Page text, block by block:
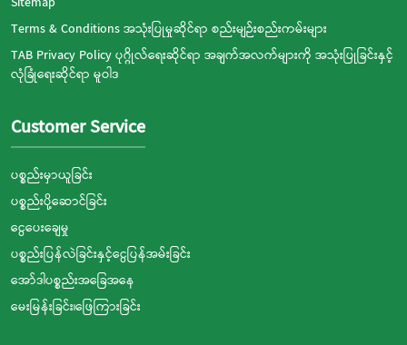
Terms & Conditions အသုံးပြုမှုဆိုင်ရာ စည်းမျဉ်းစည်းကမ်းများ
TAB Privacy Policy ပုဂ္ဂိုလ်ရေးဆိုင်ရာ အချက်အလက်များကို အသုံးပြုခြင်းနှင့်
လုံခြုံရေးဆိုင်ရာ မူဝါဒ
Customer Service
ပစ္စည်းမှာယူခြင်း
ပစ္စည်းပို့ဆောင်ခြင်း
ငွေပေးချေမှု
ပစ္စည်းပြန်လဲခြင်းနှင့်ငွေပြန်အမ်းခြင်း
အော်ဒါပစ္စည်းအခြေအနေ
မေးမြန်းခြင်း၊ဖြေကြားခြင်း